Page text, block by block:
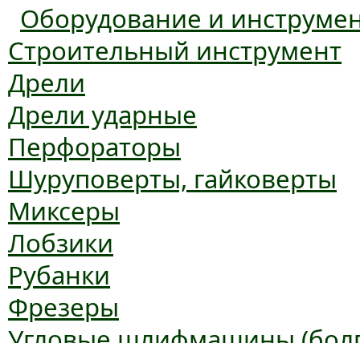
Оборудование и
Строительный инструмент
Дрели
Дрели ударные
Перфораторы
Шуруповерты, гайковерты
Миксеры
Лобзики
Рубанки
Фрезеры